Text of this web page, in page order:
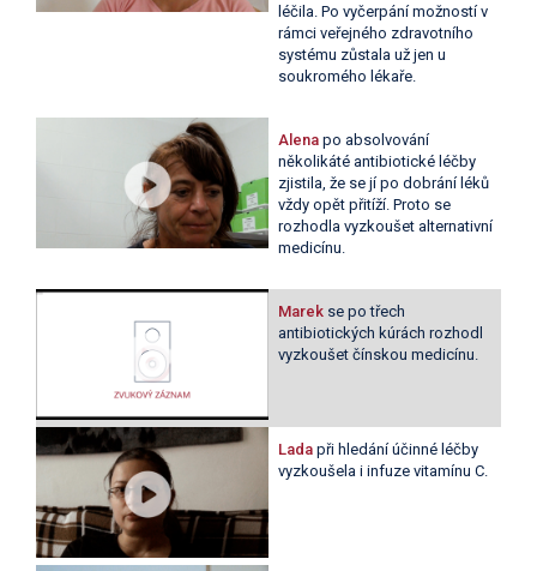
léčila. Po vyčerpání možností v
rámci veřejného zdravotního
systému zůstala už jen u
soukromého lékaře.
Alena po absolvování
několikáté antibiotické léčby
zjistila, že se jí po dobrání léků
vždy opět přitíží. Proto se
rozhodla vyzkoušet alternativní
medicínu.
Marek se po třech
antibiotických kúrách rozhodl
vyzkoušet čínskou medicínu.
Lada při hledání účinné léčby
vyzkoušela i infuze vitamínu C.